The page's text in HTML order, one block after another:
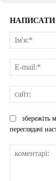
НАПИСАТИ
збережіть
переглядачі